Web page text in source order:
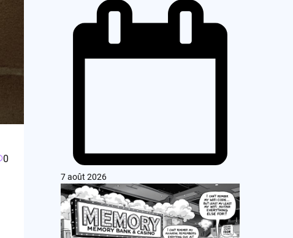
0
7 août 2026